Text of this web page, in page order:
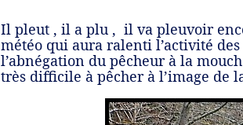
Il pleut , il a plu , il va pleuvoir
météo qui aura ralenti l’activité
l’abnégation du pêcheur à la
très difficile à pêcher à l’image de